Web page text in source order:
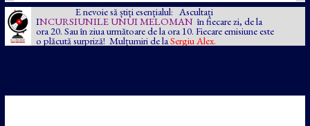
E nevoie să știți esențialul: Ascultați
INCURSIUNILE UNUI MELOMAN în fiecare zi, de la
ora 20. Sau în ziua următoare de la ora 10. Fiecare emisiune este
o plăcută surpriză! Mulțumiri de la Sergiu Alex.